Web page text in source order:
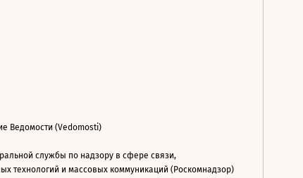
Ведомости (Vedomosti)
службы по надзору в сфере связи,
технологий и массовых коммуникаций (Роскомнадзор)